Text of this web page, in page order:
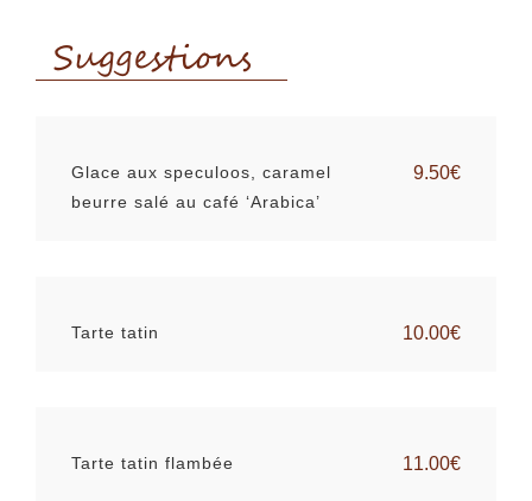
Suggestions
Glace aux speculoos, caramel
beurre salé au café ‘Arabica’
9.50€
Tarte tatin 10.00€
Tarte tatin flambée 11.00€